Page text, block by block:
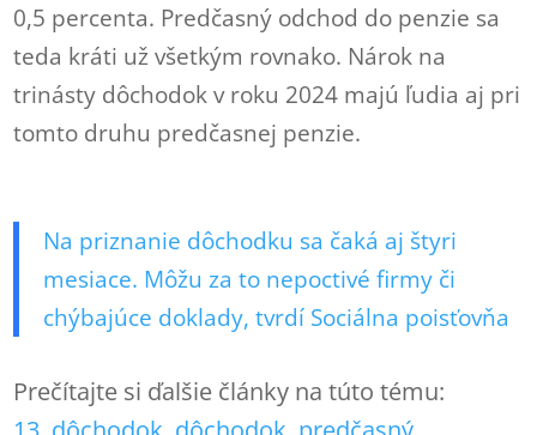
0,5 percenta. Predčasný odchod do penzie sa
teda kráti už všetkým rovnako. Nárok na
trinásty dôchodok v roku 2024 majú ľudia aj pri
tomto druhu predčasnej penzie.
Na priznanie dôchodku sa čaká aj štyri
mesiace. Môžu za to nepoctivé firmy či
chýbajúce doklady, tvrdí Sociálna poisťovňa
Prečítajte si ďalšie články na túto tému: